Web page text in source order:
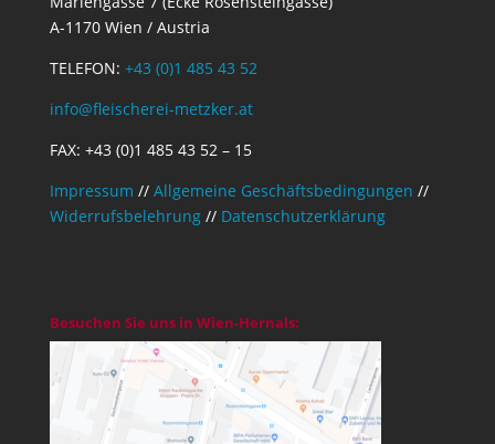
A-1170 Wien / Austria
TELEFON: +43 (0)1 485 43 52
info@fleischerei-metzker.at
FAX: +43 (0)1 485 43 52 – 15
Impressum // Allgemeine Geschäftsbedingungen //
Widerrufsbelehrung// Datenschutzerklärung
Besuchen Sie uns in Wien-Hernals: